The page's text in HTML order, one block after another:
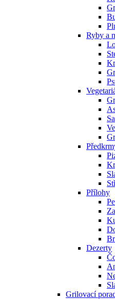
Ryby a
Přílohy
Dezerty
Grilovací